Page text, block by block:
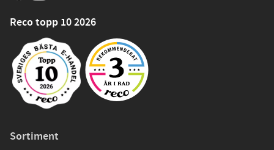
Reco topp 10 2026
Sortiment